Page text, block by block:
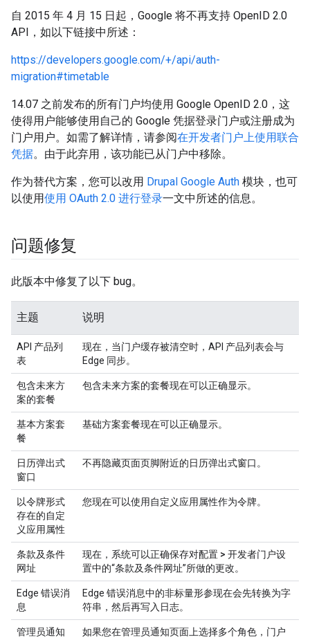
自 2015 年 4 月 15 日起，Google 将不再支持 OpenID 2.0
API，如以下链接中所述：
https://developers.google.com/+/api/auth-
migration#timetable
14.07 之前发布的所有门户均使用 Google OpenID 2.0，这
使得用户能够使用自己的 Google 凭据登录门户或注册成为
门户用户。如需了解详情，请参阅在开发者门户上使用联合
凭据。由于此弃用，该功能已从门户中移除。
作为替代方案，您可以改用 Drupal Google Auth 模块，也可
以使用使用 OAuth 2.0 进行登录一文中所述的信息。
问题修复
此版本中修复了以下 bug。
主题 说明
API 产品列
表
现在，当门户缓存被清空时，API 产品列表会与
Edge 同步。
包含未来方
案的套餐
包含未来方案的套餐现在可以正确显示。
基本方案套
餐
基础方案套餐现在可以正确显示。
日历弹出式
窗口
不再隐藏页面页脚附近的日历弹出式窗口。
以令牌形式
存在的自定
义应用属性
您现在可以使用自定义应用属性作为令牌。
条款及条件
网址
现在，系统可以正确保存对配置 > 开发者门户设
置中的“条款及条件网址”所做的更改。
Edge 错误消
息
Edge 错误消息中的非标量形参现在会先转换为字
符串，然后再写入日志。
管理员通知
如果您在管理员通知页面上选择多个角色，门户